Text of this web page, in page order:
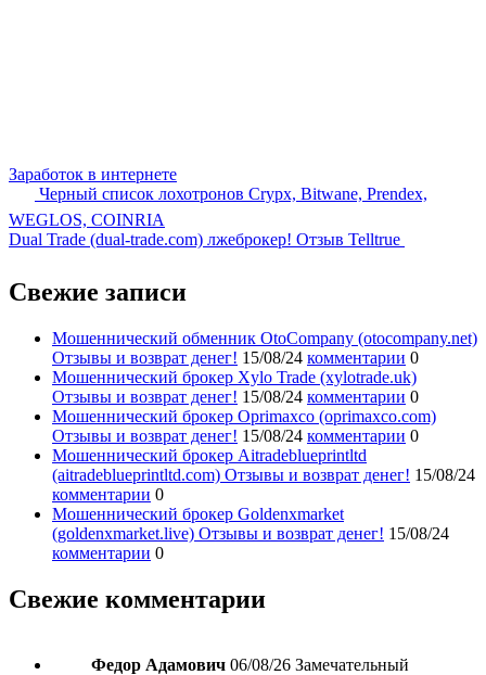
Заработок в интернете
Черный список лохотронов Crypx, Bitwane, Prendex,
WEGLOS, COINRIA
Dual Trade (dual-trade.com) лжеброкер! Отзыв Telltrue
Свежие записи
Мошеннический обменник OtoCompany (otocompany.net)
Отзывы и возврат денег! 15/08/24 комментарии 0
Мошеннический брокер Xylo Trade (xylotrade.uk)
Отзывы и возврат денег! 15/08/24 комментарии 0
Мошеннический брокер Oprimaxco (oprimaxco.com)
Отзывы и возврат денег! 15/08/24 комментарии 0
Мошеннический брокер Aitradeblueprintltd
(aitradeblueprintltd.com) Отзывы и возврат денег! 15/08/24
комментарии 0
Мошеннический брокер Goldenxmarket
(goldenxmarket.live) Отзывы и возврат денег! 15/08/24
комментарии 0
Свежие комментарии
Федор Адамович 06/08/26 Замечательный